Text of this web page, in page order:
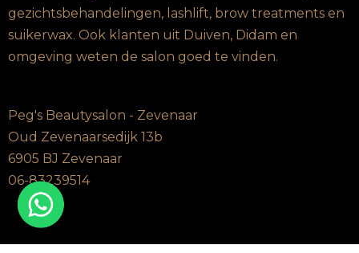
gezichtsbehandelingen, lashlift, brow treatments en
suikerwax. Ook klanten uit Duiven, Didam en
omgeving weten de salon goed te vinden.
Peg's Beautysalon - Zevenaar
Oud Zevenaarsedijk 13b
6905 BJ Zevenaar
06-83239514